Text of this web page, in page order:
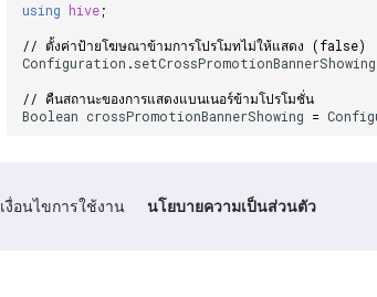
using hive;
// ตั้งค่าป้ายโฆษณาข้ามการโปรโมทไม่ให้แสดง (false)
Configuration .setCrossPromotionBannerShowing
// คืนสถานะของการแสดงแบนเนอร์ข้ามโปรโมชั่น
Boolean crossPromotionBannerShowing =
เงื่อนไขการใช้งาน นโยบายความเป็นส่วนตัว